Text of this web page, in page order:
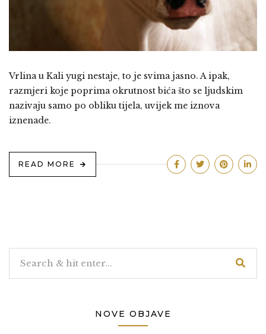
Vrlina u Kali yugi nestaje, to je svima jasno. A ipak,
razmjeri koje poprima okrutnost bića što se ljudskim
nazivaju samo po obliku tijela, uvijek me iznova
iznenade.
READ MORE
NOVE OBJAVE